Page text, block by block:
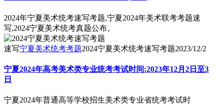
2024年宁夏美术统考速写考题,宁夏2024年美术联考考题速
写,2024宁夏美术统考真题公布。
速写宁夏美术统考考题2024宁夏美术统考速写考题2023/12/2
宁夏2024年高考美术类专业统考考试时间:2023年12月2日至3
日
宁夏2024年普通高等学校招生美术类专业省统考考试时